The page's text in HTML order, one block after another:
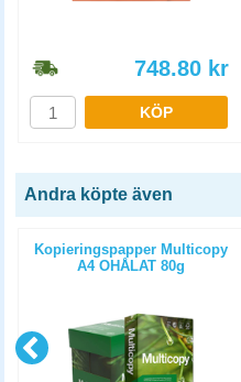
748.80 kr
KÖP
Andra köpte även
Kopieringspapper Multicopy
A4 OHÅLAT 80g